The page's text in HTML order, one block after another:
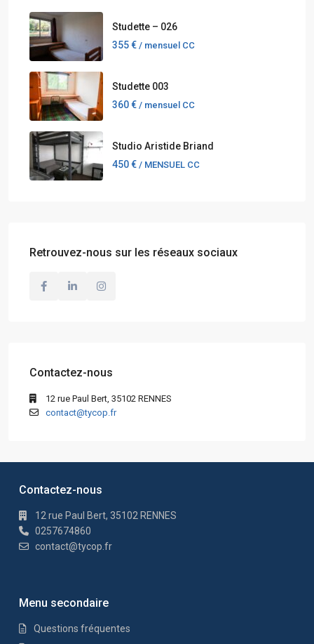
Studette – 026
355 € / mensuel CC
Studette 003
360 € / mensuel CC
Studio Aristide Briand
450 € / MENSUEL CC
Retrouvez-nous sur les réseaux sociaux
Contactez-nous
12 rue Paul Bert, 35102 RENNES
contact@tycop.fr
Contactez-nous
12 rue Paul Bert, 35102 RENNES
0257674860
contact@tycop.fr
Menu secondaire
Questions fréquentes